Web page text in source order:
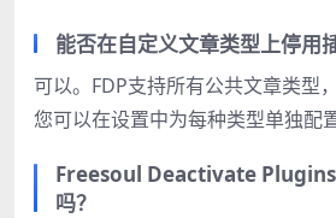
能否在自定义文章类型上停用
可以。FDP支持所有公共文章类型
您可以在设置中为每种类型单独配置
Freesoul Deactivate Plugins
吗？